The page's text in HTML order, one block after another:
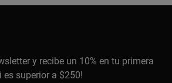
y recibe un 10% en tu primera
es superior a $250!